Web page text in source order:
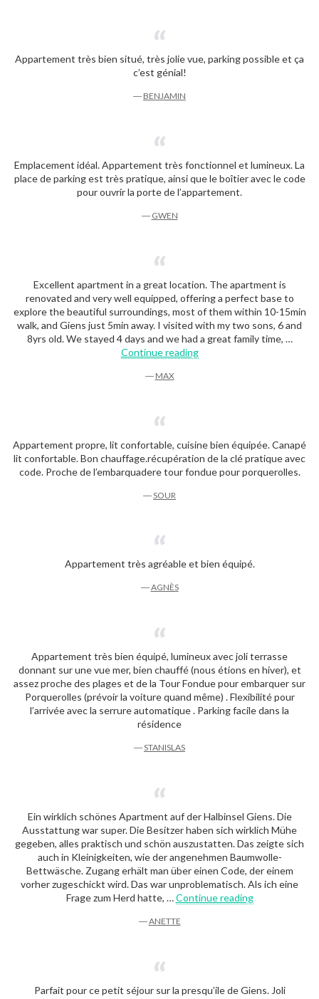
Appartement très bien situé, très jolie vue, parking possible et ça
c’est génial!
― BENJAMIN
Emplacement idéal. Appartement très fonctionnel et lumineux. La
place de parking est très pratique, ainsi que le boîtier avec le code
pour ouvrir la porte de l’appartement.
― GWEN
Excellent apartment in a great location. The apartment is
renovated and very well equipped, offering a perfect base to
explore the beautiful surroundings, most of them within 10-15min
walk, and Giens just 5min away. I visited with my two sons, 6 and
8yrs old. We stayed 4 days and we had a great family time, …
Continue reading“Max”
― MAX
Appartement propre, lit confortable, cuisine bien équipée. Canapé
lit confortable. Bon chauffage.récupération de la clé pratique avec
code. Proche de l’embarquadere tour fondue pour porquerolles.
―SOUR
Appartement très agréable et bien équipé.
―AGNÈS
Appartement très bien équipé, lumineux avec joli terrasse
donnant sur une vue mer, bien chauffé (nous étions en hiver), et
assez proche des plages et de la Tour Fondue pour embarquer sur
Porquerolles (prévoir la voiture quand même) . Flexibilité pour
l’arrivée avec la serrure automatique . Parking facile dans la
résidence
―STANISLAS
Ein wirklich schönes Apartment auf der Halbinsel Giens. Die
Ausstattung war super. Die Besitzer haben sich wirklich Mühe
gegeben, alles praktisch und schön auszustatten. Das zeigte sich
auch in Kleinigkeiten, wie der angenehmen Baumwolle-
Bettwäsche. Zugang erhält man über einen Code, der einem
vorher zugeschickt wird. Das war unproblematisch. Als ich eine
Frage zum Herd hatte, …Continue reading“Anette”
―ANETTE
Parfait pour ce petit séjour sur la presqu’ile de Giens. Joli